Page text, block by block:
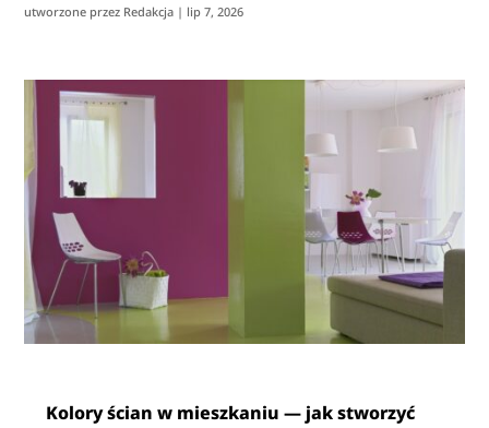
utworzone przez Redakcja | lip 7, 2026
Kolory ścian w mieszkaniu — jak stworzyć